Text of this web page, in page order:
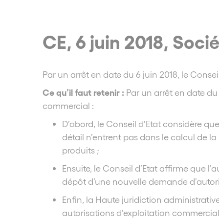
CE, 6 juin 2018,
Par un arrêt en date du 6 juin 2018, le
Ce qu’il faut retenir : Par un arrêt en date du
commercial :
D’abord, le Conseil d’Etat considère
détail n’entrent pas dans le calcul de
produits ;
Ensuite, le Conseil d’Etat affirme que
dépôt d’une nouvelle demande
Enfin, la Haute juridiction
autorisations d’exploitation